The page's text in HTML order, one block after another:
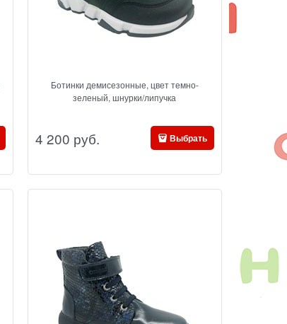
Ботинки демисезонные, цвет темно-
зеленый, шнурки/липучка
4 200 руб. Выбрать